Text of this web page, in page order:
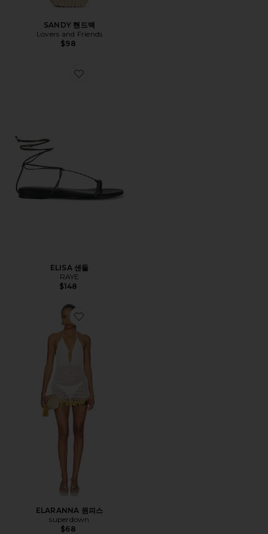
SANDY 핸드백
Lovers and Friends
$98
Favorite ELISA 샌들
ELISA 샌들
RAYE
$148
Favorite ELARANNA 원피스
ELARANNA 원피스
superdown
$68